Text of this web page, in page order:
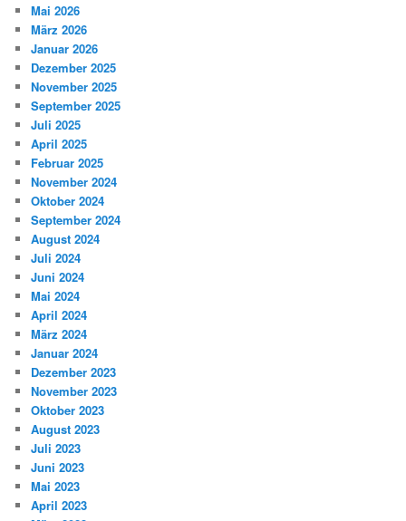
Mai 2026
März 2026
Januar 2026
Dezember 2025
November 2025
September 2025
Juli 2025
April 2025
Februar 2025
November 2024
Oktober 2024
September 2024
August 2024
Juli 2024
Juni 2024
Mai 2024
April 2024
März 2024
Januar 2024
Dezember 2023
November 2023
Oktober 2023
August 2023
Juli 2023
Juni 2023
Mai 2023
April 2023